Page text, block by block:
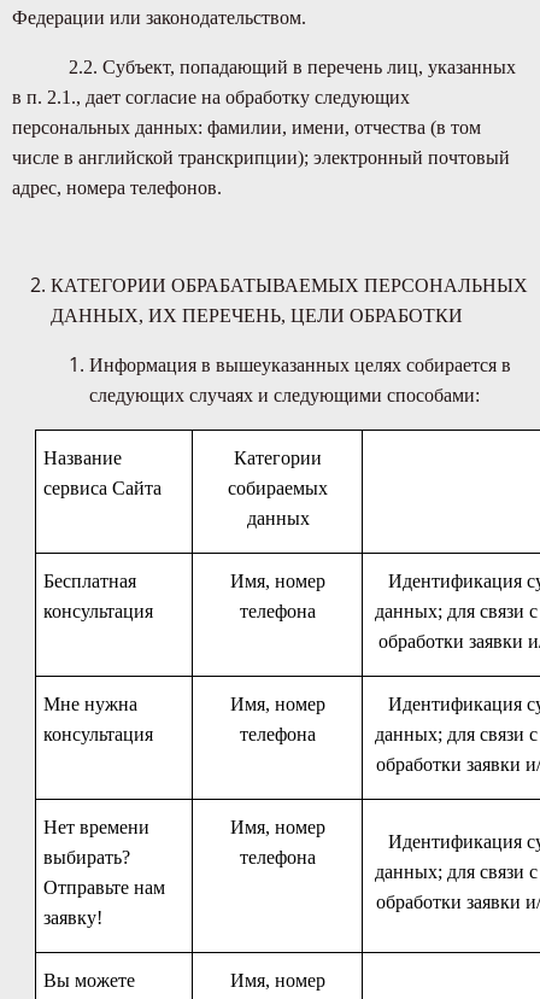
Федерации или законодательством.
2.2. Субъект, попадающий в перечень лиц, указанных
в п. 2.1., дает согласие на обработку следующих
персональных данных: фамилии, имени, отчества (в том
числе в английской транскрипции); электронный почтовый
адрес, номера телефонов.
КАТЕГОРИИ ОБРАБАТЫВАЕМЫХ ПЕРСОНАЛЬНЫХ
ДАННЫХ, ИХ ПЕРЕЧЕНЬ, ЦЕЛИ ОБРАБОТКИ
Информация в вышеуказанных целях собирается в
следующих случаях и следующими способами:
Название
сервиса Сайта
Категории
собираемых
данных
Бесплатная
консультация
Имя, номер
телефона
Идентификация
данных; для связи
обработки заявки
Мне нужна
консультация
Имя, номер
телефона
Идентификация
данных; для связи
обработки заявки
Нет времени
выбирать?
Отправьте нам
заявку!
Имя, номер
телефона
Идентификация
данных; для связи
обработки заявки
Вы можете
Имя, номер